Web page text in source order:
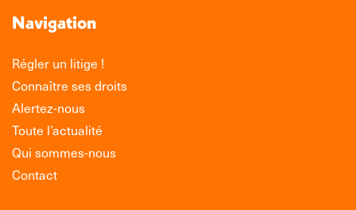
Navigation
Régler un litige !
Connaître ses droits
Alertez-nous
Toute l’actualité
Qui sommes-nous
Contact